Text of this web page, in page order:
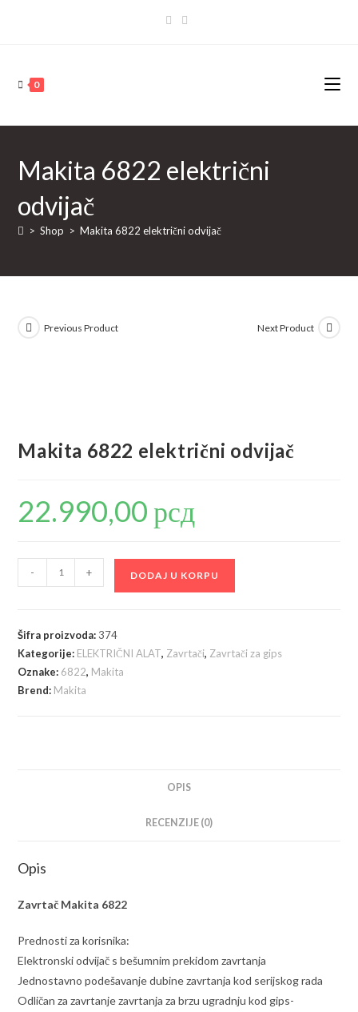
0
Makita 6822 električni
odvijač
> Shop > Makita 6822 električni odvijač
Previous Product Next Product
Makita 6822 električni odvijač
22.990,00рсд
6822
odvijač
količina
- + DODAJ U KORPU
Šifra proizvoda: 374
Kategorije: ELEKTRIČNI ALAT, Zavrtači, Zavrtači za gips
Oznake: 6822, Makita
Brend: Makita
OPIS
RECENZIJE (0)
Opis
Zavrtač Makita 6822
Prednosti za korisnika:
Elektronski odvijač s bešumnim prekidom zavrtanja
Jednostavno podešavanje dubine zavrtanja kod serijskog rada
Odličan za zavrtanje zavrtanja za brzu ugradnju kod gips-